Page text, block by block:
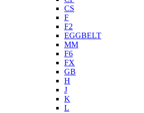
CS
F
F2
EGGBELT
MM
F6
FX
GB
H
J
K
L